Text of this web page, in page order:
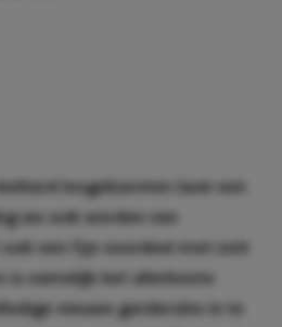
losgebarsten (wat een
we ook worden van
een fijn voordeel met zich
is namelijk het allerbeste
nieuwe garderobe in te